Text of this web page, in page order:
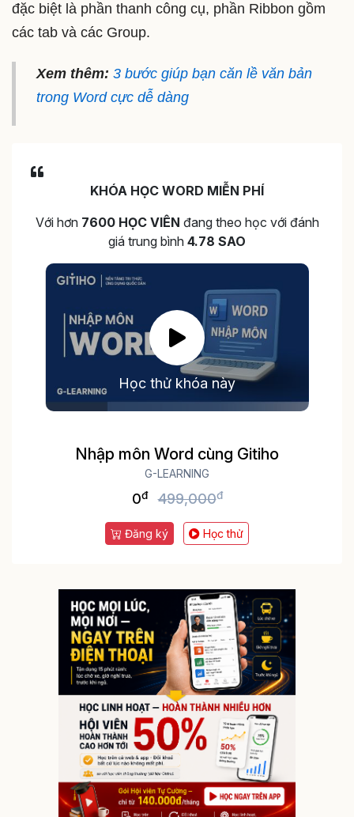
đặc biệt là phần thanh công cụ, phần Ribbon gồm
các tab và các Group.
Xem thêm: 3 bước giúp bạn căn lề văn bản
trong Word cực dễ dàng
KHÓA HỌC WORD MIỄN PHÍ
Với hơn 7600 HỌC VIÊN đang theo học với đánh
giá trung bình 4.78 SAO
Học thử khóa này
Nhập môn Word cùng Gitiho
G-LEARNING
0đ 499,000đ
Đăng ký Học thử